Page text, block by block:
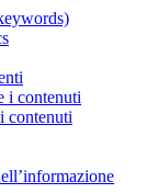
i contenuti
contenuti